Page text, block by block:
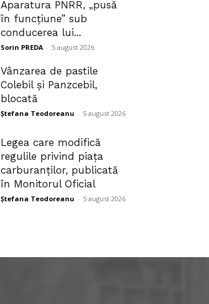
Aparatura PNRR, „pusă
în funcțiune” sub
conducerea lui...
Sorin PREDA - 5 august 2026
Vânzarea de pastile
Colebil și Panzcebil,
blocată
Ștefana Teodoreanu - 5 august 2026
Legea care modifică
regulile privind piața
carburanților, publicată
în Monitorul Oficial
Ștefana Teodoreanu - 5 august 2026